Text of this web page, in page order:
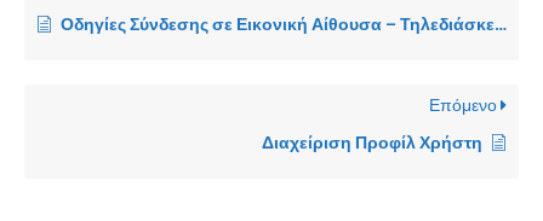
Οδηγίες Σύνδεσης σε Εικονική Αίθουσα – Τηλεδιάσκεψη
Επόμενο
Διαχείριση Προφίλ Χρήστη